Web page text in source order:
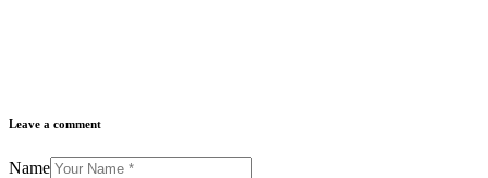
Leave a comment
Name